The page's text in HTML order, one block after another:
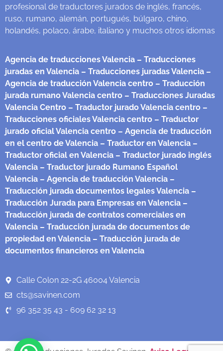
profesional de traductores jurados de inglés, francés,
ruso, rumano, alemán, portugués, búlgaro, chino,
holandés, polaco, árabe, italiano y muchos otros idiomas
Agencia de traducciones Valencia – Traducciones
juradas en Valencia – Traducciones juradas Valencia –
Agencia de traducción Valencia centro – Traducción
jurada rumano Valencia centro – Traducciones Juradas
Valencia Centro – Traductor jurado Valencia centro –
Traducciones oficiales Valencia centro – Traductor
jurado oficial Valencia centro – Agencia de traducción
en el centro de Valencia – Traductor en Valencia –
Traductor oficial en Valencia – Traductor jurado inglés
Valencia – Traductor jurado Rumano Español
Valencia – Agencia de traducción Valencia –
Traducción jurada documentos legales Valencia –
Traducción Jurada para Empresas en Valencia –
Traducción jurada de contratos comerciales en
Valencia – Traducción jurada de documentos de
propiedad en Valencia – Traducción jurada de
documentos financieros en Valencia
Calle Colon 22-2G 46004 Valencia
cts@savinen.com
96 352 35 43 - 609 62 32 13